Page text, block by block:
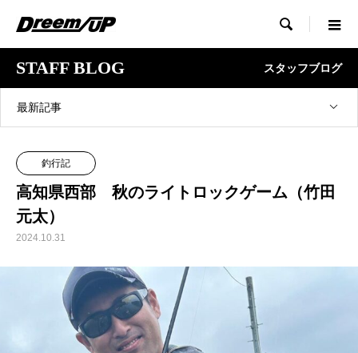

STAFF BLOG スタッフブログ
最新記事
釣行記
高知県西部 秋のライトロックゲーム（竹田
元太）
2024.10.31